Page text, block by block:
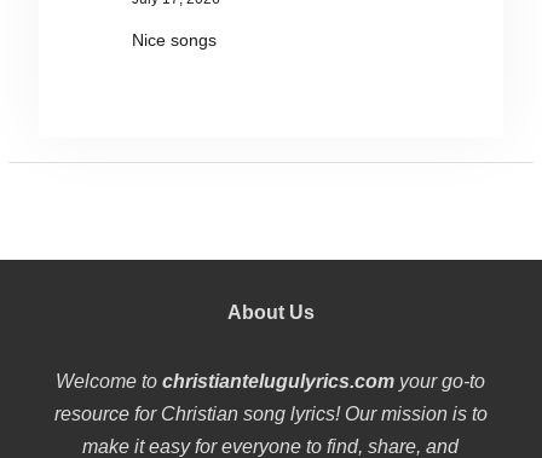
Nice songs
About Us
Welcome tochristiantelugulyrics.com your go-to
resource for Christian song lyrics! Our mission is to
make it easy for everyone to find, share, and